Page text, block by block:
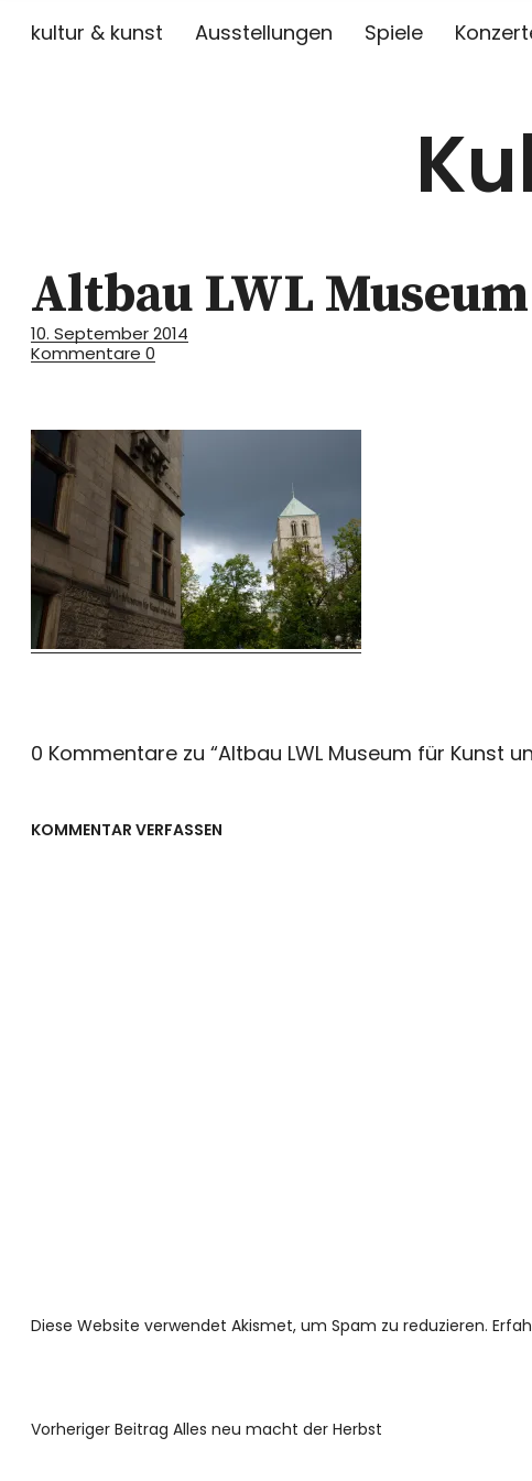
kultur & kunst Ausstellungen Spiele
Altbau LWL
10. September 2014
Kommentare 0
0 Kommentare zu “Altbau LWL Museum für Kunst
KOMMENTAR VERFASSEN
Diese Website verwendet Akismet, um Spam zu reduzieren.
Vorheriger Beitrag Alles neu macht der Herbst